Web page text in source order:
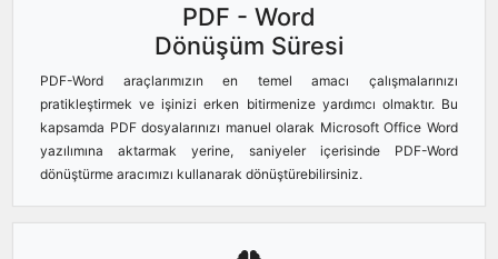
PDF - Word
Dönüşüm Süresi
PDF-Word araçlarımızın en temel amacı çalışmalarınızı
pratikleştirmek ve işinizi erken bitirmenize yardımcı olmaktır. Bu
kapsamda PDF dosyalarınızı manuel olarak Microsoft Office Word
yazılımına aktarmak yerine, saniyeler içerisinde PDF-Word
dönüştürme aracımızı kullanarak dönüştürebilirsiniz.